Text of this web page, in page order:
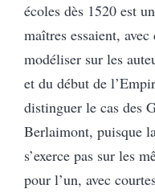
écoles dès 1520 est
maîtres essaient,
modéliser sur les
et du début de
distinguer le cas des
Berlaimont, puisque
s’exerce pas sur les
pour l’un, avec